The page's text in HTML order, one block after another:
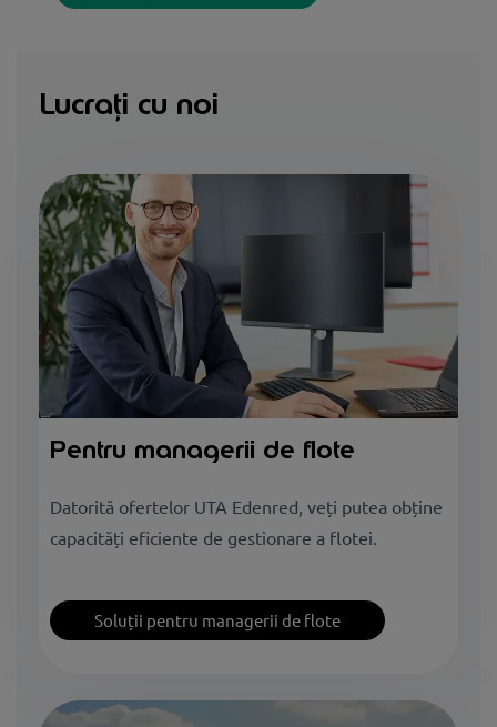
Lucrați cu noi
Pentru managerii de flote
Datorită ofertelor UTA Edenred, veți putea obține
capacități eficiente de gestionare a flotei.
Soluții pentru managerii de flote